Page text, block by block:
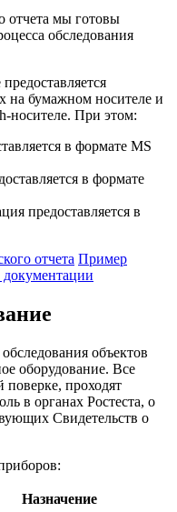
отчета мы готовы
обследования
на бумажном носителе и
носителе. При этом:
в формате MS
в формате
предоставляется в
отчета Пример
объектов
оборудование. Все
проходят
в органах Ростеста, о
Свидетельств о
Назначение